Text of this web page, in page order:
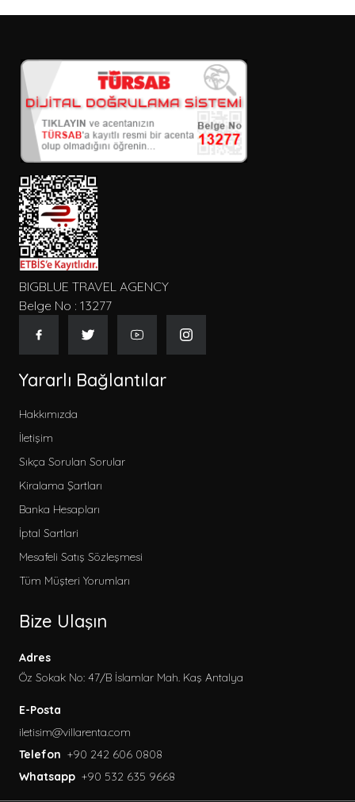
BIGBLUE TRAVEL AGENCY
Belge No : 13277
Yararlı Bağlantılar
Hakkımızda
İletişim
Sıkça Sorulan Sorular
Kiralama Şartları
Banka Hesapları
İptal Sartlari
Mesafeli Satış Sözleşmesi
Tüm Müşteri Yorumları
Bize Ulaşın
Adres
Öz Sokak No: 47/B İslamlar Mah. Kaş Antalya
E-Posta
iletisim@villarenta.com
Telefon +90 242 606 0808
Whatsapp +90 532 635 9668